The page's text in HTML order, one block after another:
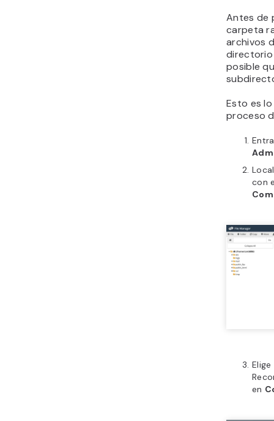
Antes de
carpeta
archivos
posible
Esto es
proceso
con
en